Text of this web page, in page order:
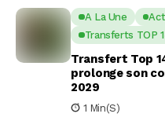
A La Une
Transferts TOP
Transfert Top
prolonge son
2029
1 Min(s)